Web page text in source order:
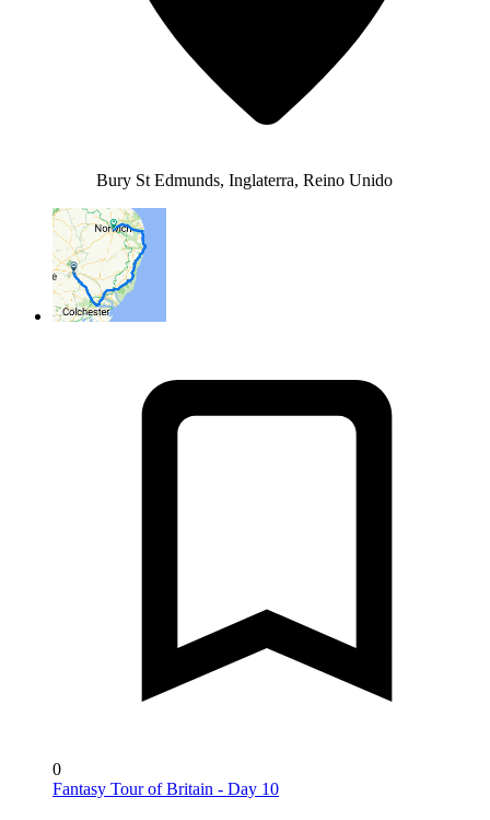
Bury St Edmunds, Inglaterra, Reino Unido
0
Fantasy Tour of Britain - Day 10